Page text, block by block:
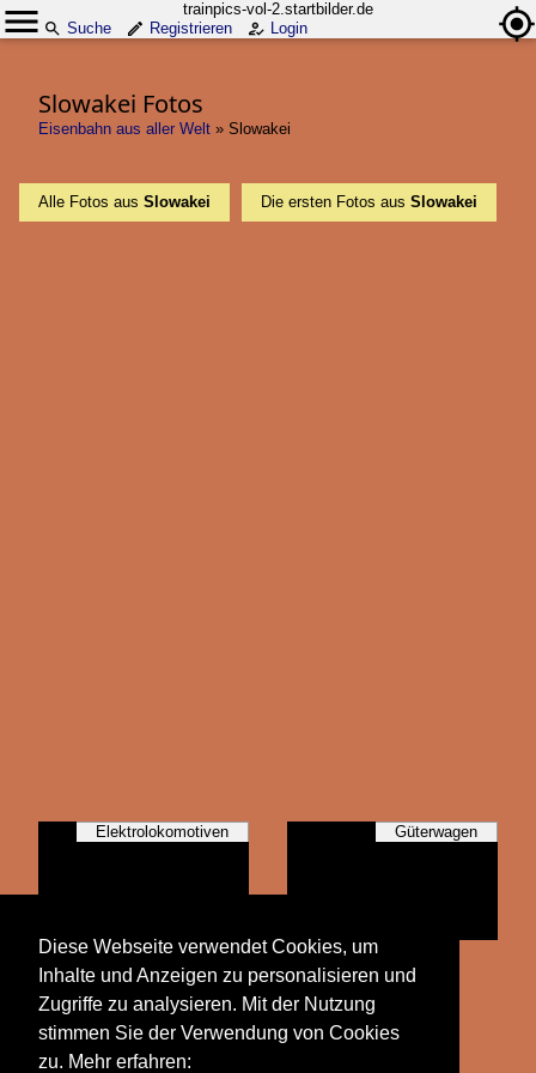
trainpics-vol-2.startbilder.de
Suche
Registrieren Login
Slowakei Fotos
Eisenbahn aus aller Welt » Slowakei
Alle Fotos aus Slowakei Die ersten Fotos aus Slowakei
Elektrolokomotiven Güterwagen
Personenwagen
Diese Webseite verwendet Cookies, um
Inhalte und Anzeigen zu personalisieren und
Zugriffe zu analysieren. Mit der Nutzung
stimmen Sie der Verwendung von Cookies
zu. Mehr erfahren: